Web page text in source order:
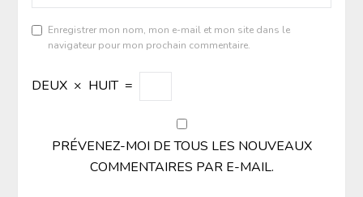
Enregistrer mon nom, mon e-mail et mon site dans le
navigateur pour mon prochain commentaire.
DEUX × HUIT =
PRÉVENEZ-MOI DE TOUS LES NOUVEAUX
COMMENTAIRES PAR E-MAIL.